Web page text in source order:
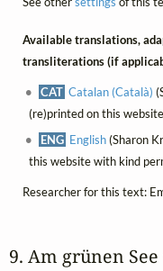
Available translations,
transliterations (if
CAT Catalan (Català)
(re)printed on this
ENG English(Sharon
this website with kind
Researcher for this text:
9. Am grünen